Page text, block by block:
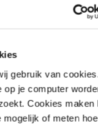
gebruik van
op je computer
Cookies maken
of meten hoe